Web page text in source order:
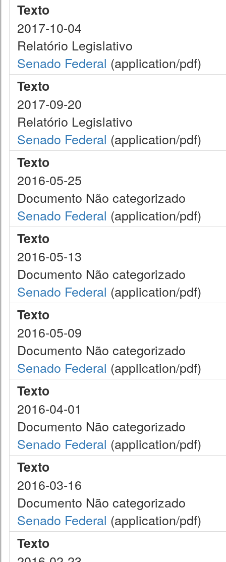
Texto
2017-10-04
Relatório Legislativo
Senado Federal (application/pdf)
Texto
2017-09-20
Relatório Legislativo
Senado Federal (application/pdf)
Texto
2016-05-25
Documento Não categorizado
Senado Federal (application/pdf)
Texto
2016-05-13
Documento Não categorizado
Senado Federal (application/pdf)
Texto
2016-05-09
Documento Não categorizado
Senado Federal (application/pdf)
Texto
2016-04-01
Documento Não categorizado
Senado Federal (application/pdf)
Texto
2016-03-16
Documento Não categorizado
Senado Federal (application/pdf)
Texto